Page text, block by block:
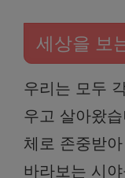
세상을 보
우리는 모두
우고 살아왔
체로 존중받
바라보는 시